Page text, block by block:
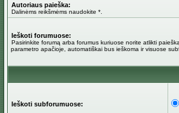
Autoriaus paieška:
Dalinėms reikšmėms naudokite *.
Ieškoti forumuose:
Pasirinkite forumą arba forumus kuriuose norite atlikti
parametro apačioje, automatiškai bus ieškoma ir visuose
Ieškoti subforumuose: